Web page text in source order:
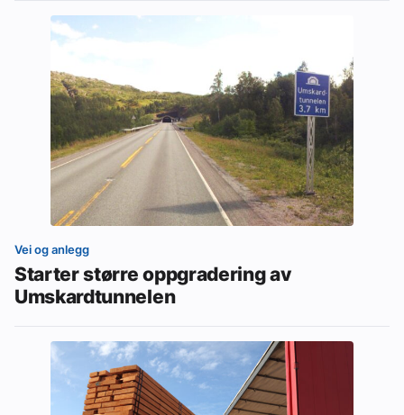
Vei og anlegg
Starter større oppgradering av
Umskardtunnelen